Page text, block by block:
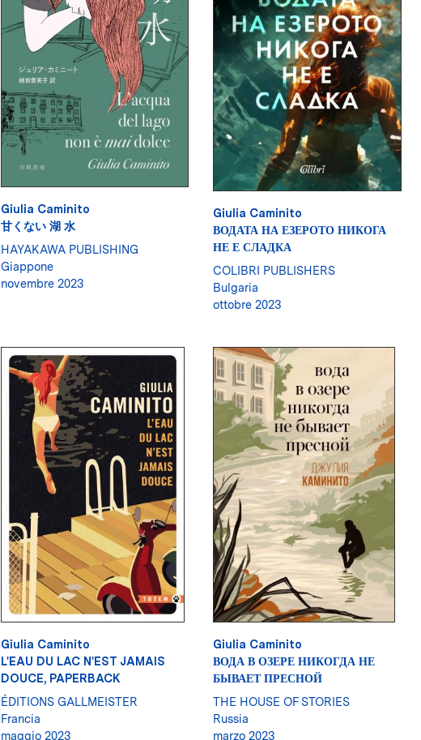
Giulia Caminito
甘くない 湖 水
HAYAKAWA PUBLISHING
Giappone
novembre 2023
Giulia Caminito
ВОДАТА НА ЕЗЕРОТО НИКОГА
НЕ Е СЛАДКА
COLIBRI PUBLISHERS
Bulgaria
ottobre 2023
Giulia Caminito
L'EAU DU LAC N'EST JAMAIS
DOUCE, PAPERBACK
ÉDITIONS GALLMEISTER
Francia
maggio 2023
Giulia Caminito
ВОДА В ОЗЕРЕ НИКОГДА НЕ
БЫВАЕТ ПРЕСНОЙ
THE HOUSE OF STORIES
Russia
marzo 2023